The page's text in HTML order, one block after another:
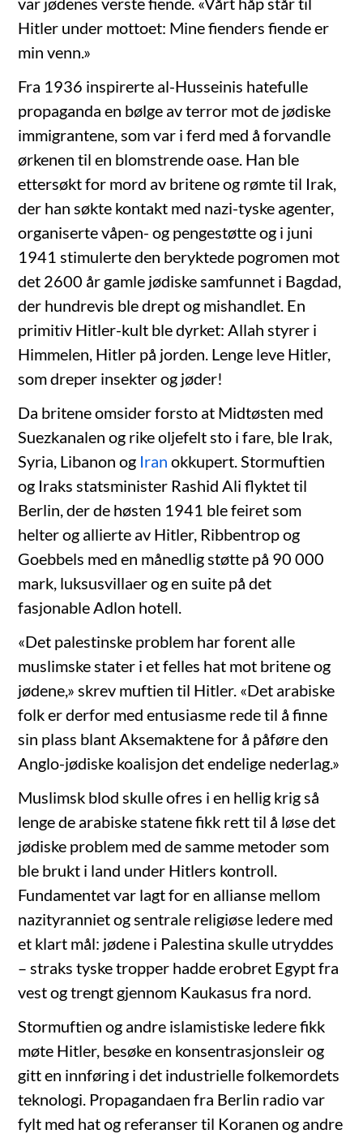
Hitler under mottoet: Mine fienders fiende er
min venn.»
Fra 1936 inspirerte al-Husseinis hatefulle
propaganda en bølge av terror mot de jødiske
immigrantene, som var i ferd med å forvandle
ørkenen til en blomstrende oase. Han ble
ettersøkt for mord av britene og rømte til Irak,
der han søkte kontakt med nazi-tyske agenter,
organiserte våpen- og pengestøtte og i juni
1941 stimulerte den beryktede pogromen mot
det 2600 år gamle jødiske samfunnet i Bagdad,
der hundrevis ble drept og mishandlet. En
primitiv Hitler-kult ble dyrket: Allah styrer i
Himmelen, Hitler på jorden. Lenge leve Hitler,
som dreper insekter og jøder!
Da britene omsider forsto at Midtøsten med
Suezkanalen og rike oljefelt sto i fare, ble Irak,
Syria, Libanon og Iran okkupert. Stormuftien
og Iraks statsminister Rashid Ali flyktet til
Berlin, der de høsten 1941 ble feiret som
helter og allierte av Hitler, Ribbentrop og
Goebbels med en månedlig støtte på 90 000
mark, luksusvillaer og en suite på det
fasjonable Adlon hotell.
«Det palestinske problem har forent alle
muslimske stater i et felles hat mot britene og
jødene,» skrev muftien til Hitler. «Det arabiske
folk er derfor med entusiasme rede til å finne
sin plass blant Aksemaktene for å påføre den
Anglo-jødiske koalisjon det endelige nederlag.»
Muslimsk blod skulle ofres i en hellig krig så
lenge de arabiske statene fikk rett til å løse det
jødiske problem med de samme metoder som
ble brukt i land under Hitlers kontroll.
Fundamentet var lagt for en allianse mellom
nazityranniet og sentrale religiøse ledere med
et klart mål: jødene i Palestina skulle utryddes
– straks tyske tropper hadde erobret Egypt fra
vest og trengt gjennom Kaukasus fra nord.
Stormuftien og andre islamistiske ledere fikk
møte Hitler, besøke en konsentrasjonsleir og
gitt en innføring i det industrielle folkemordets
teknologi. Propagandaen fra Berlin radio var
fylt med hat og referanser til Koranen og andre